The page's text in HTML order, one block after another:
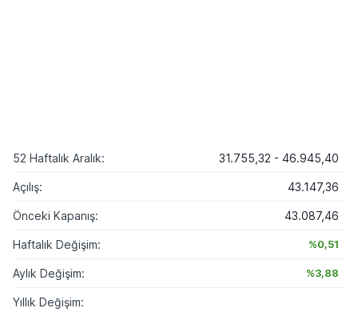
52 Haftalık Aralık: 31.755,32 - 46.945,40
Açılış: 43.147,36
Önceki Kapanış: 43.087,46
Haftalık Değişim: %0,51
Aylık Değişim: %3,88
Yıllık Değişim: